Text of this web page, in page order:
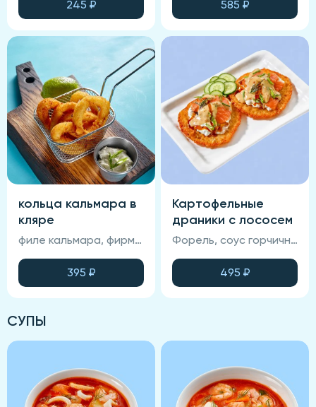
245 ₽ 585 ₽
кольца кальмара в
кляре
филе кальмара, фирменная глазурь, соус спайси, панировка.
395 ₽
Картофельные
драники с лососем
Форель, соус горчичный, драник, зелень, огурцы свежие, соус фирменный.
495 ₽
СУПЫ